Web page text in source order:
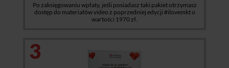
Po zaksięgowaniu wpłaty, jeśli posiadasz taki pakiet otrzymasz
dostęp do materiałów video z poprzedniej edycji #ilovemkt o
wartości 1970 zł.
3